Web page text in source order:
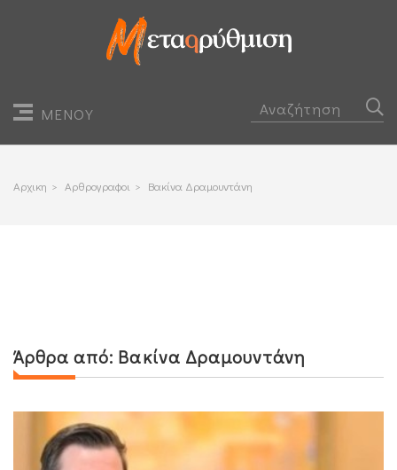
ΜΕΝΟΥ
Αρχικη > Αρθρογραφοι > Βακίνα Δραμουντάνη
Άρθρα από: Βακίνα Δραμουντάνη